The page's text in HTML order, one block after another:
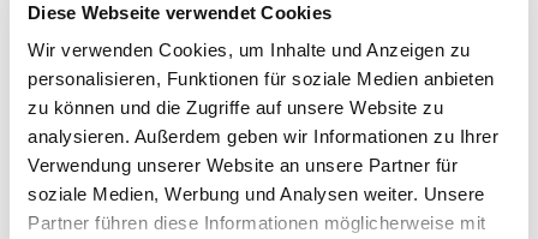
Diese Webseite verwendet Cookies
Wir verwenden Cookies, um Inhalte und Anzeigen zu
personalisieren, Funktionen für soziale Medien anbieten
zu können und die Zugriffe auf unsere Website zu
analysieren. Außerdem geben wir Informationen zu Ihrer
Verwendung unserer Website an unsere Partner für
soziale Medien, Werbung und Analysen weiter. Unsere
Partner führen diese Informationen möglicherweise mit